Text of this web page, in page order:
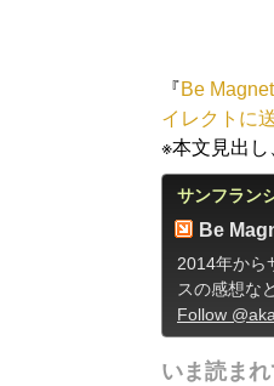
『Be
イレクトに
※本文見出
サンフラン
Be
2014年から
スの感想など
Follow
いま読ま